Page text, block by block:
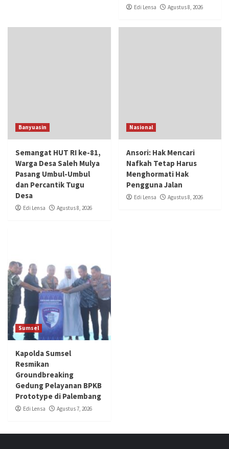
Edi Lensa Agustus 8, 2026
Banyuasin
Semangat HUT RI ke-81,
Warga Desa Saleh Mulya
Pasang Umbul-Umbul
dan Percantik Tugu
Desa
Edi Lensa Agustus 8, 2026
Nasional
Ansori: Hak Mencari
Nafkah Tetap Harus
Menghormati Hak
Pengguna Jalan
Edi Lensa Agustus 8, 2026
Sumsel
Kapolda Sumsel
Resmikan
Groundbreaking
Gedung Pelayanan BPKB
Prototype di Palembang
Edi Lensa Agustus 7, 2026